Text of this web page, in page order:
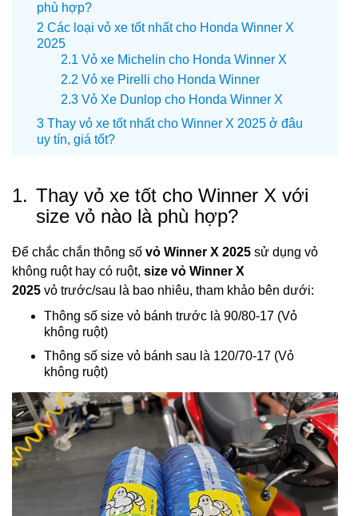
phù hợp?
Các loại vỏ xe tốt nhất cho Honda Winner X
2025
Vỏ xe Michelin cho Honda Winner X
Vỏ xe Pirelli cho Honda Winner
Vỏ Xe Dunlop cho Honda Winner X
Thay vỏ xe tốt nhất cho Winner X 2025 ở đâu
uy tín, giá tốt?
1. Thay vỏ xe tốt cho Winner X với
size vỏ nào là phù hợp?
Để chắc chắn thông số vỏ Winner X 2025 sử dụng vỏ
không ruột hay có ruột, size vỏ Winner X
2025 vỏ trước/sau là bao nhiêu, tham khảo bên dưới:
Thông số size vỏ bánh trước là 90/80-17 (Vỏ
không ruột)
Thông số size vỏ bánh sau là 120/70-17 (Vỏ
không ruột)